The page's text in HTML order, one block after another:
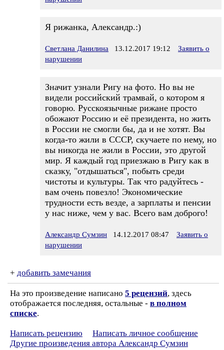
Я рижанка, Александр.:)
Светлана Данилина 13.12.2017 19:12
Заявить о
нарушении
Значит узнали Ригу на фото. Но вы не
видели российский трамвай, о котором я
говорю. Русскоязычные рижане просто
обожают Россию и её президента, но жить
в России не смогли бы, да и не хотят. Вы
когда-то жили в СССР, скучаете по нему, но
вы никогда не жили в России, это другой
мир. Я каждый год приезжаю в Ригу как в
сказку, "отдышаться", побыть среди
чистоты и культуры. Так что радуйтесь -
вам очень повезло! Экономические
трудности есть везде, а зарплаты и пенсии
у нас ниже, чем у вас. Всего вам доброго!
Александр Сумзин 14.12.2017 08:47
Заявить о
нарушении
+ добавить замечания
На это произведение написано 5 рецензий, здесь
отображается последняя, остальные - в полном
списке.
Написать рецензию
Написать личное сообщение
Другие произведения автора Александр Сумзин